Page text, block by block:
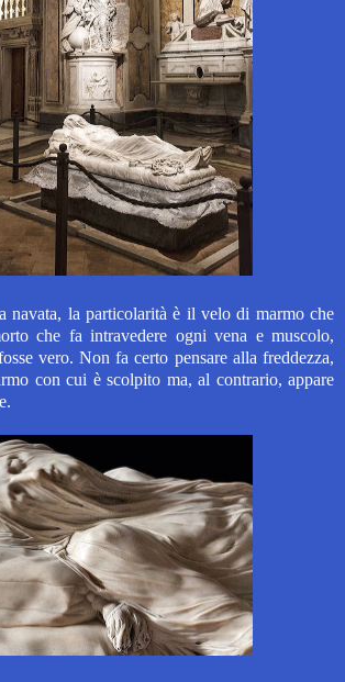
navata, la particolarità è il velo di marmo che
che fa intravedere ogni vena e muscolo,
vero. Non fa certo pensare alla freddezza,
con cui è scolpito ma, al contrario, appare